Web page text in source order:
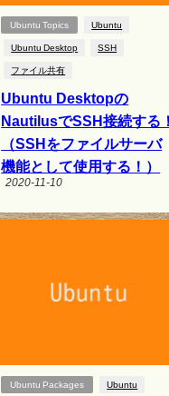
Ubuntu Topics Ubuntu
Ubuntu Desktop SSH
ファイル共有
Ubuntu Desktopの
NautilusでSSH接続する！
（SSHをファイルサーバ
機能として使用する！）
2020-11-10
Ubuntu Packages Ubuntu